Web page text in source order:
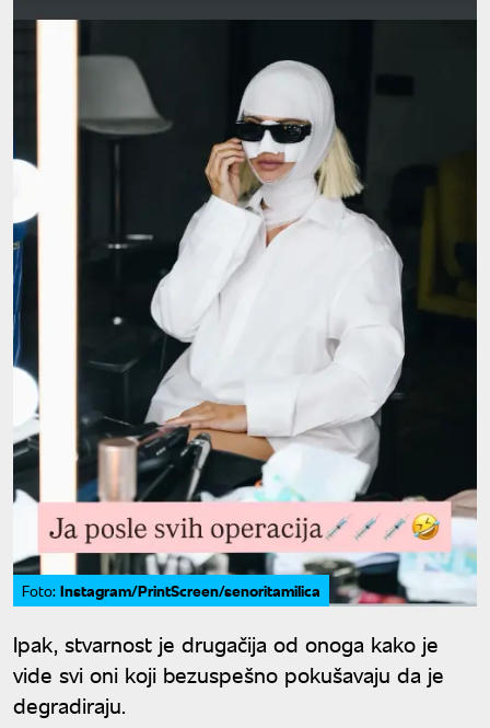
Foto: Instagram/PrintScreen/senoritamilica
Ipak, stvarnost je drugačija od onoga kako je
vide svi oni koji bezuspešno pokušavaju da je
degradiraju.